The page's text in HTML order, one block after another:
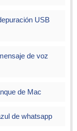
USB
de voz
de Mac
de whatsapp